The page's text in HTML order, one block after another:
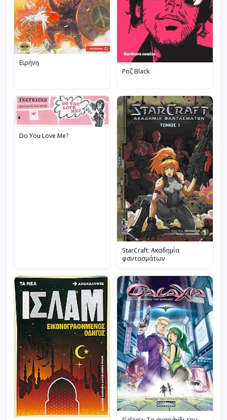
Ειρήνη
Ροζ Black
Do You Love Me?
StarCraft: Ακαδημία
φαντασμάτων